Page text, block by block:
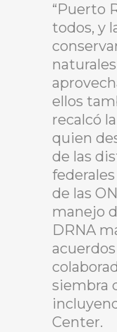
“Puerto
todos, y
ellos
recalcó
quien
de las
de las
manejo
DRNA
siembra
Center.